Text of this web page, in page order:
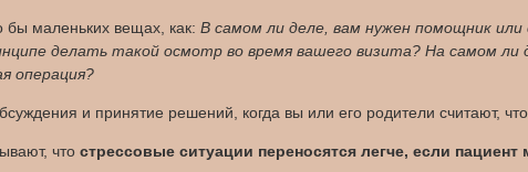
бы маленьких вещах, как: В самом ли деле, вам нужен помощник
делать такой осмотр во время вашего визита? На самом ли
операция?
и принятие решений, когда вы или его родители считают,
что стрессовые ситуации переносятся легче, если пациент